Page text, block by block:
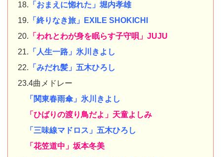
18. 「おまえに惚れた」堀内孝雄
19. 「終りなき旅」EXILE SHOKICHI
20. 「われとわが身を眠らす子守唄」JUJU
21. 「人生一路」氷川きよし
22. 「みだれ髪」五木ひろし
23.4曲メドレー
「関東春雨傘」氷川きよし
「ひばりの渡り鳥だよ」天童よしみ
「三味線マドロス」五木ひろし
「花笠道中」坂本冬美